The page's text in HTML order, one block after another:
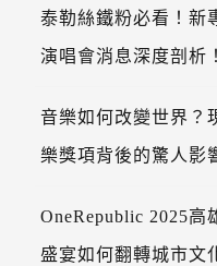
泰勒絲鐵粉必看！新
演唱會消息深度剖析！
音樂如何改變世界？
樂獎項背後的驚人影
OneRepublic 2025高
盛宴如何翻轉城市文